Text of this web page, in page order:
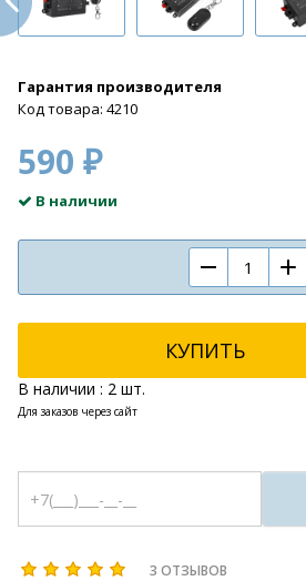
Гарантия производителя
Код товара: 4210
590 ₽
В наличии
КУПИТЬ
В наличии : 2 шт.
Для заказов через сайт
3 ОТЗЫВОВ